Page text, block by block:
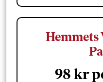
Hemmets
98 kr